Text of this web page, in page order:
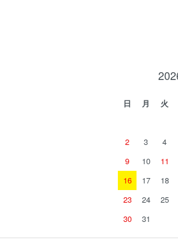
日 月 火
2
3 4
9
10 11
16
17 18
23
24 25
30
31